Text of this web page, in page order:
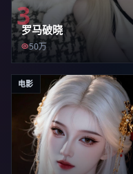
3
罗马破晓
50万
电影